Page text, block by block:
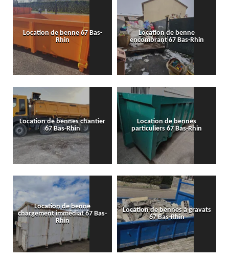
Location de benne 67 Bas-
Rhin
Location de benne
encombrant 67 Bas-Rhin
Location de bennes chantier
67 Bas-Rhin
Location de bennes
particuliers 67 Bas-Rhin
Location de benne
chargement immédiat 67 Bas-
Rhin
Location de bennes à gravats
67 Bas-Rhin